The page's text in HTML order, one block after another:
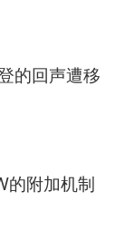
的附加机制